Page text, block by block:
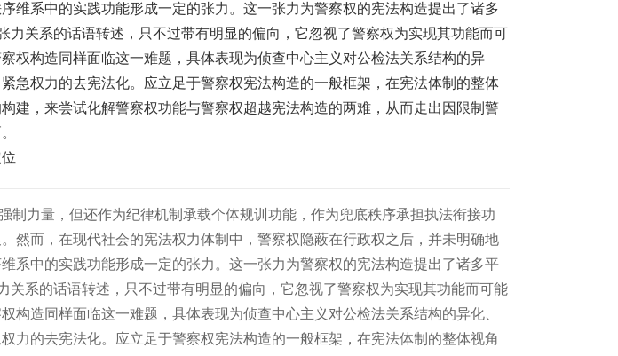
维系中的实践功能形成一定的张力。这一张力为警察权的宪法构造提出了诸多
力关系的话语转述，只不过带有明显的偏向，它忽视了警察权为实现其功能而可
权构造同样面临这一难题，具体表现为侦查中心主义对公检法关系结构的异
急权力的去宪法化。应立足于警察权宪法构造的一般框架，在宪法体制的整体
建，来尝试化解警察权功能与警察权超越宪法构造的两难，从而走出因限制警
制力量，但还作为纪律机制承载个体规训功能，作为兜底秩序承担执法衔接功
然而，在现代社会的宪法权力体制中，警察权隐蔽在行政权之后，并未明确地
系中的实践功能形成一定的张力。这一张力为警察权的宪法构造提出了诸多平
关系的话语转述，只不过带有明显的偏向，它忽视了警察权为实现其功能而可能
构造同样面临这一难题，具体表现为侦查中心主义对公检法关系结构的异化、
力的去宪法化。应立足于警察权宪法构造的一般框架，在宪法体制的整体视角